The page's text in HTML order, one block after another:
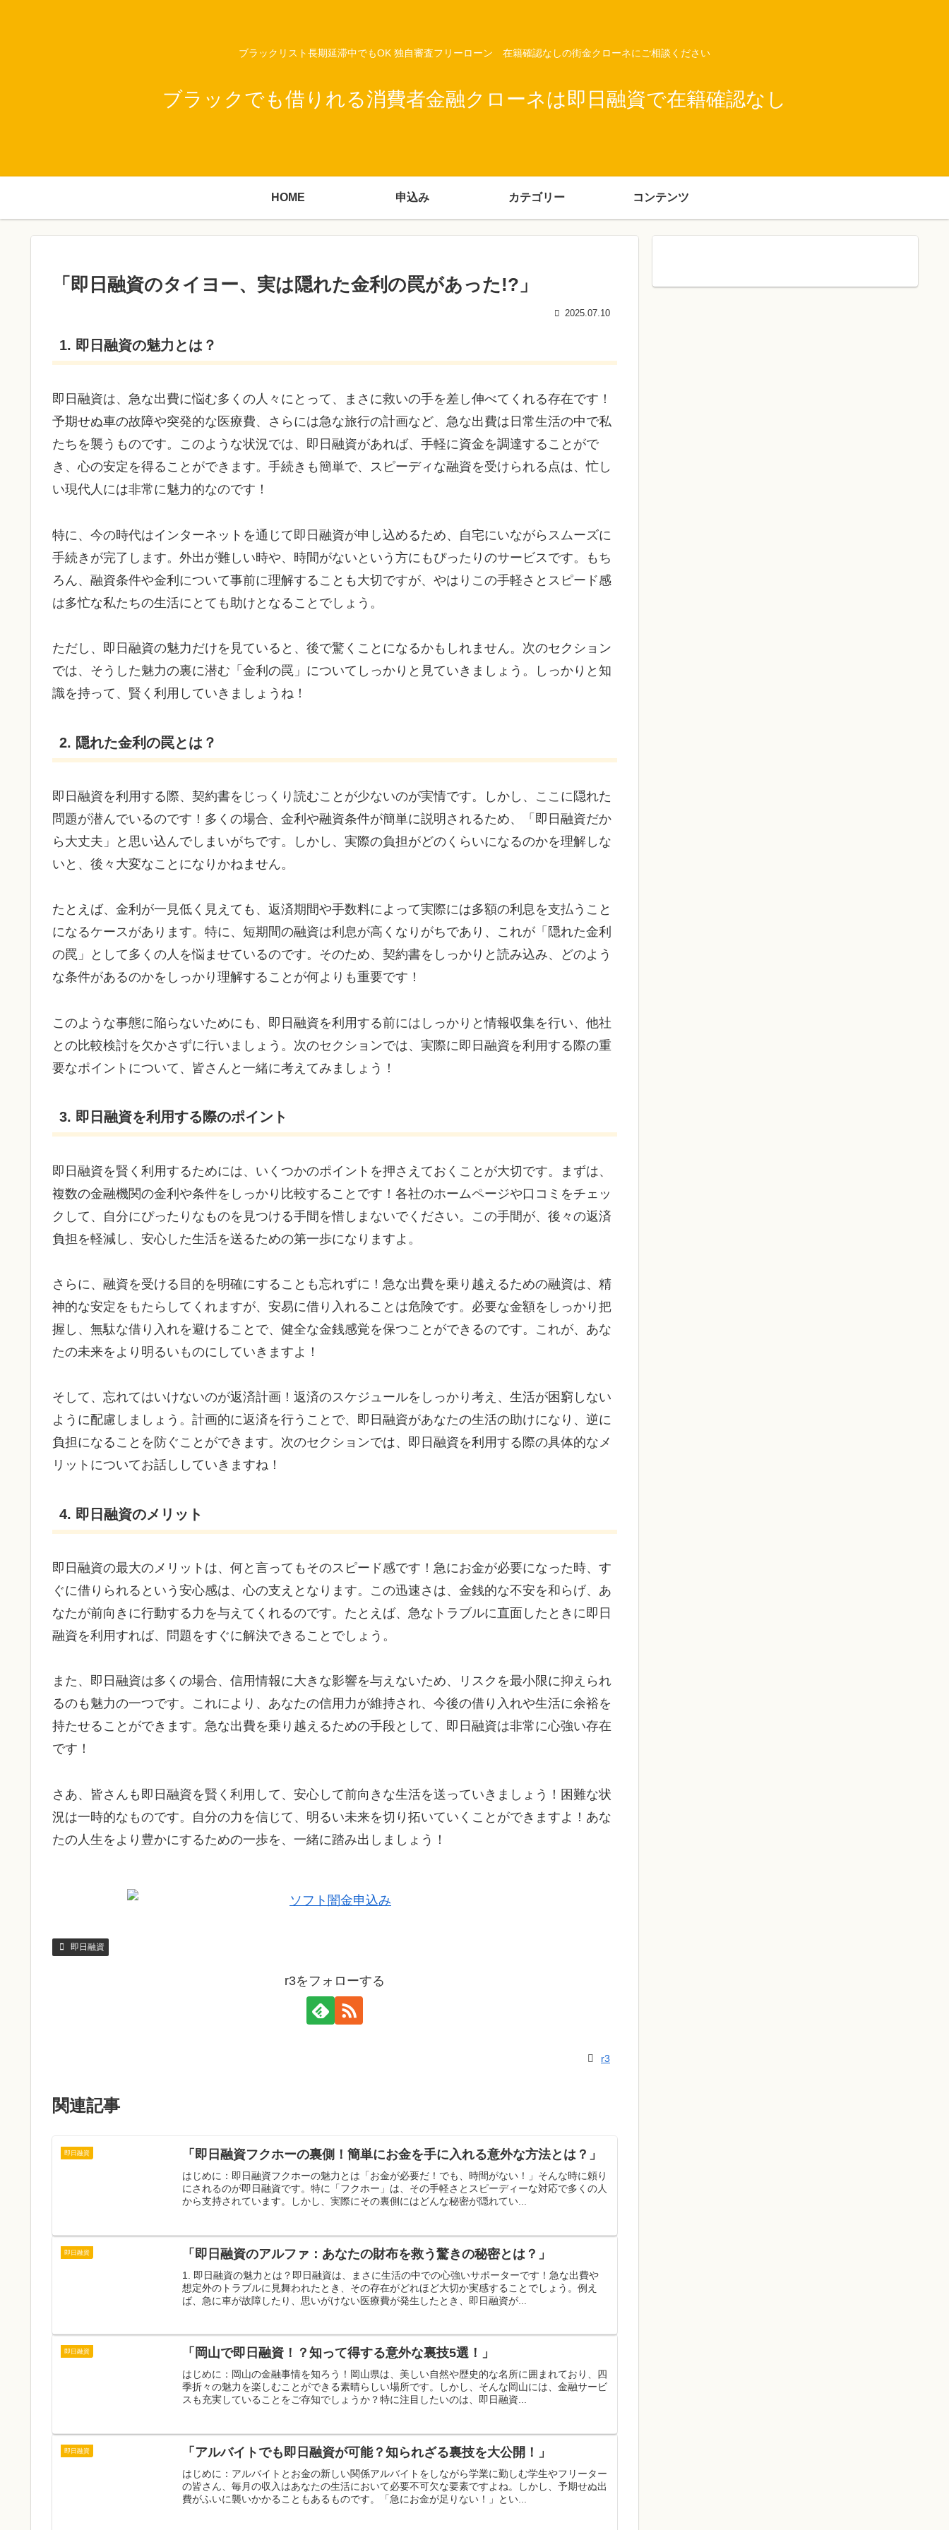
ブラックリスト長期延滞中でもOK 独自審査フリーローン 在籍確認なしの街金クローネにご相談ください
ブラックでも借りれる消費者金融クローネは即日融資で在籍確認なし
HOME 申込み カテゴリー コンテンツ
「即日融資のタイヨー、実は隠れた金利の罠があった!?」
2025.07.10
1. 即日融資の魅力とは？
即日融資は、急な出費に悩む多くの人々にとって、まさに救いの手を差し伸べてくれる存在です！
予期せぬ車の故障や突発的な医療費、さらには急な旅行の計画など、急な出費は日常生活の中で私
たちを襲うものです。このような状況では、即日融資があれば、手軽に資金を調達することがで
き、心の安定を得ることができます。手続きも簡単で、スピーディな融資を受けられる点は、忙し
い現代人には非常に魅力的なのです！
特に、今の時代はインターネットを通じて即日融資が申し込めるため、自宅にいながらスムーズに
手続きが完了します。外出が難しい時や、時間がないという方にもぴったりのサービスです。もち
ろん、融資条件や金利について事前に理解することも大切ですが、やはりこの手軽さとスピード感
は多忙な私たちの生活にとても助けとなることでしょう。
ただし、即日融資の魅力だけを見ていると、後で驚くことになるかもしれません。次のセクション
では、そうした魅力の裏に潜む「金利の罠」についてしっかりと見ていきましょう。しっかりと知
識を持って、賢く利用していきましょうね！
2. 隠れた金利の罠とは？
即日融資を利用する際、契約書をじっくり読むことが少ないのが実情です。しかし、ここに隠れた
問題が潜んでいるのです！多くの場合、金利や融資条件が簡単に説明されるため、「即日融資だか
ら大丈夫」と思い込んでしまいがちです。しかし、実際の負担がどのくらいになるのかを理解しな
いと、後々大変なことになりかねません。
たとえば、金利が一見低く見えても、返済期間や手数料によって実際には多額の利息を支払うこと
になるケースがあります。特に、短期間の融資は利息が高くなりがちであり、これが「隠れた金利
の罠」として多くの人を悩ませているのです。そのため、契約書をしっかりと読み込み、どのよう
な条件があるのかをしっかり理解することが何よりも重要です！
このような事態に陥らないためにも、即日融資を利用する前にはしっかりと情報収集を行い、他社
との比較検討を欠かさずに行いましょう。次のセクションでは、実際に即日融資を利用する際の重
要なポイントについて、皆さんと一緒に考えてみましょう！
3. 即日融資を利用する際のポイント
即日融資を賢く利用するためには、いくつかのポイントを押さえておくことが大切です。まずは、
複数の金融機関の金利や条件をしっかり比較することです！各社のホームページや口コミをチェッ
クして、自分にぴったりなものを見つける手間を惜しまないでください。この手間が、後々の返済
負担を軽減し、安心した生活を送るための第一歩になりますよ。
さらに、融資を受ける目的を明確にすることも忘れずに！急な出費を乗り越えるための融資は、精
神的な安定をもたらしてくれますが、安易に借り入れることは危険です。必要な金額をしっかり把
握し、無駄な借り入れを避けることで、健全な金銭感覚を保つことができるのです。これが、あな
たの未来をより明るいものにしていきますよ！
そして、忘れてはいけないのが返済計画！返済のスケジュールをしっかり考え、生活が困窮しない
ように配慮しましょう。計画的に返済を行うことで、即日融資があなたの生活の助けになり、逆に
負担になることを防ぐことができます。次のセクションでは、即日融資を利用する際の具体的なメ
リットについてお話ししていきますね！
4. 即日融資のメリット
即日融資の最大のメリットは、何と言ってもそのスピード感です！急にお金が必要になった時、す
ぐに借りられるという安心感は、心の支えとなります。この迅速さは、金銭的な不安を和らげ、あ
なたが前向きに行動する力を与えてくれるのです。たとえば、急なトラブルに直面したときに即日
融資を利用すれば、問題をすぐに解決できることでしょう。
また、即日融資は多くの場合、信用情報に大きな影響を与えないため、リスクを最小限に抑えられ
るのも魅力の一つです。これにより、あなたの信用力が維持され、今後の借り入れや生活に余裕を
持たせることができます。急な出費を乗り越えるための手段として、即日融資は非常に心強い存在
です！
さあ、皆さんも即日融資を賢く利用して、安心して前向きな生活を送っていきましょう！困難な状
況は一時的なものです。自分の力を信じて、明るい未来を切り拓いていくことができますよ！あな
たの人生をより豊かにするための一歩を、一緒に踏み出しましょう！
即日融資
r3をフォローする
r3
関連記事
即日融資 「即日融資フクホーの裏側！簡単にお金を手に入れる意外な方法とは？」
はじめに：即日融資フクホーの魅力とは「お金が必要だ！でも、時間がない！」そんな時に頼り
にされるのが即日融資です。特に「フクホー」は、その手軽さとスピーディーな対応で多くの人
から支持されています。しかし、実際にその裏側にはどんな秘密が隠れてい...
即日融資 「即日融資のアルファ：あなたの財布を救う驚きの秘密とは？」
1. 即日融資の魅力とは？即日融資は、まさに生活の中での心強いサポーターです！急な出費や
想定外のトラブルに見舞われたとき、その存在がどれほど大切か実感することでしょう。例え
ば、急に車が故障したり、思いがけない医療費が発生したとき、即日融資が...
即日融資 「岡山で即日融資！？知って得する意外な裏技5選！」
はじめに：岡山の金融事情を知ろう！岡山県は、美しい自然や歴史的な名所に囲まれており、四
季折々の魅力を楽しむことができる素晴らしい場所です。しかし、そんな岡山には、金融サービ
スも充実していることをご存知でしょうか？特に注目したいのは、即日融資...
即日融資 「アルバイトでも即日融資が可能？知られざる裏技を大公開！」
はじめに：アルバイトとお金の新しい関係アルバイトをしながら学業に勤しむ学生やフリーター
の皆さん、毎月の収入はあなたの生活において必要不可欠な要素ですよね。しかし、予期せぬ出
費がふいに襲いかかることもあるものです。「急にお金が足りない！」とい...